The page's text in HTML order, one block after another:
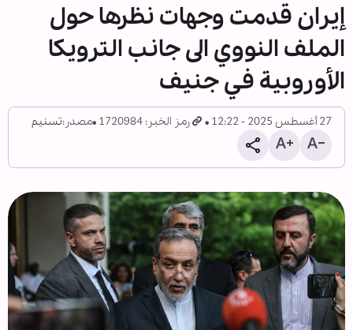
إيران قدمت وجهات نظرها حول
الملف النووي الى جانب الترويكا
الأوروبية في جنيف
27 أغسطس 2025 - 12:22 رمز الخبر: 1720984 مصدر:تسنيم